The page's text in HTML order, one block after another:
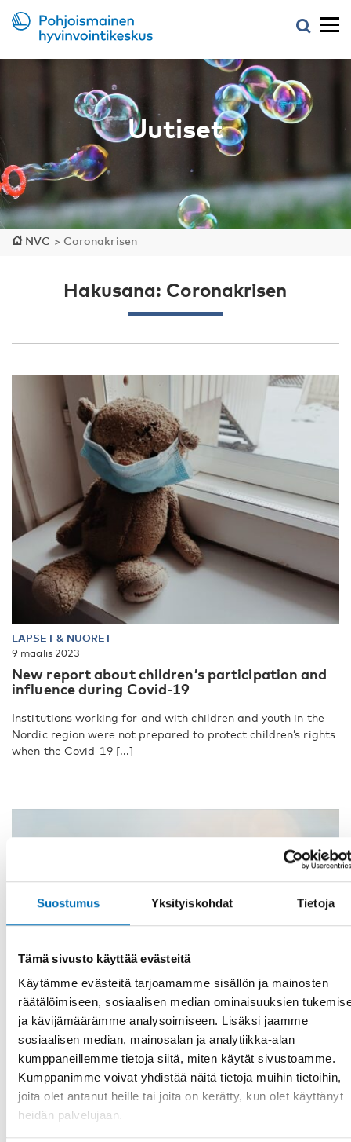
Suostumus Yksityiskohdat Tietoja
Tämä sivusto käyttää evästeitä
Käytämme evästeitä tarjoamamme sisällön ja mainosten
räätälöimiseen, sosiaalisen median ominaisuuksien
ja kävijämäärämme analysoimiseen. Lisäksi jaamme
sosiaalisen median, mainosalan ja analytiikka-alan
kumppaneillemme tietoja siitä, miten käytät sivustoamme.
Kumppanimme voivat yhdistää näitä tietoja muihin tietoihin,
joita olet antanut heille tai joita on kerätty, kun olet käyttänyt
heidän palvelujaan.
Uutiset
NVC > Coronakrisen
Hakusana: Coronakrisen
LAPSET & NUORET
9 maalis 2023
New report about children’s participation and
influence during Covid-19
Institutions working for and with children and youth in the
Nordic region were not prepared to protect children’s rights
when the Covid-19 [...]
VAMMAISKYSYMYKSET
1 joulu 2022
Funktionshindersfrågor måste beaktas vid
kriser